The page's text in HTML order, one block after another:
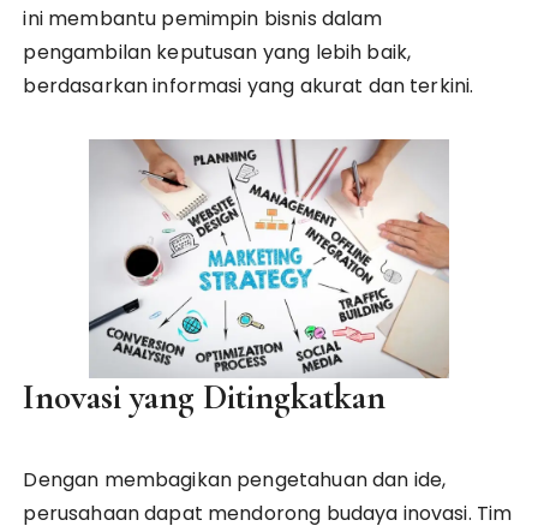
ini membantu pemimpin bisnis dalam
pengambilan keputusan yang lebih baik,
berdasarkan informasi yang akurat dan terkini.
Inovasi yang Ditingkatkan
Dengan membagikan pengetahuan dan ide,
perusahaan dapat mendorong budaya inovasi. Tim